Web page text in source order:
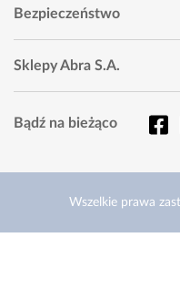
Bezpieczeństwo
Sklepy Abra S.A.
Bądź na bieżąco
Wszelkie prawa